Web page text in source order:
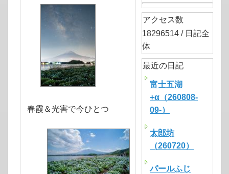
春霞＆光害で今ひとつ
アクセス数
18296514 / 日記全
体
最近の日記
富士五湖
+α（260808-
09-）
太郎坊
（260720）
パールふじ